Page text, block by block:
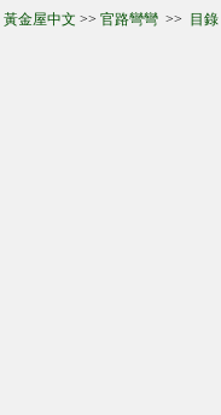
黃金屋中文 >> 官路彎彎 >> 目錄